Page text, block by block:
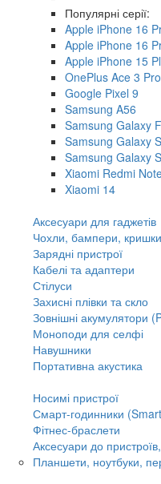
Популярні серії:
Apple iPhone 16
Apple iPhone 16
Apple iPhone 15
OnePlus Ace 3 Pro
Google Pixel 9
Samsung A56
Samsung Galaxy
Samsung Galaxy
Samsung Galaxy
Xiaomi Redmi
Xiaomi 14
Аксесуари для гаджетів
Чохли, бампери, кришки
Зарядні пристрої
Кабелі та адаптери
Стілуси
Захисні плівки та скло
Зовнішні акумулятори
Моноподи для селфі
Навушники
Портативна акустика
Носимі пристрої
Смарт-годинники
Фітнес-браслети
Аксесуари до
Планшети, ноутбуки,